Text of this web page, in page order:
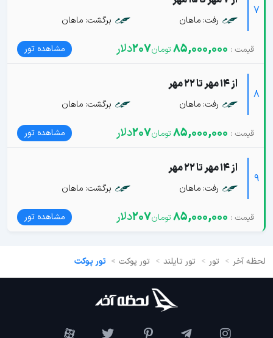
7
رفت: ماهان برگشت: ماهان
85,000,000
207دلار مشاهده تور
8
از 14 مهر تا 22 مهر
رفت: ماهان برگشت: ماهان
85,000,000
207دلار مشاهده تور
9
از 14 مهر تا 22 مهر
رفت: ماهان برگشت: ماهان
85,000,000
207دلار مشاهده تور
لحظه آخر تور تور تایلند تور پوکت تور پوکت